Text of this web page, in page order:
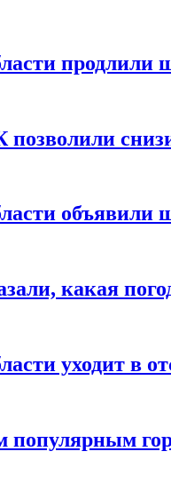
продлили
объявили
какая
уходит в